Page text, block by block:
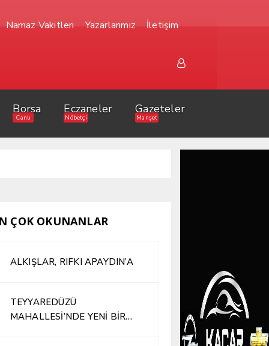
Namaz Vakitleri Yazarlarımız İletişim
Borsa
Canlı
Eczaneler
Nöbetçi
Gazeteler
Manşet
ÇOK OKUNANLAR
ALKIŞLAR, RIFKI APAYDIN’A
TEYYAREDÜZÜ
MAHALLESİ’NDE YENİ BİR